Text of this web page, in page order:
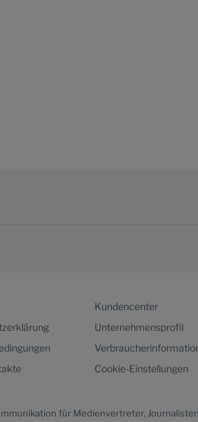
Kundencenter
Unternehmensprofil
Cookie-Einstellungen
für Medienvertreter,